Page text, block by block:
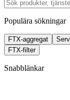
Populära sökningar
FTX-aggregat
FTX-filter
Snabblänkar